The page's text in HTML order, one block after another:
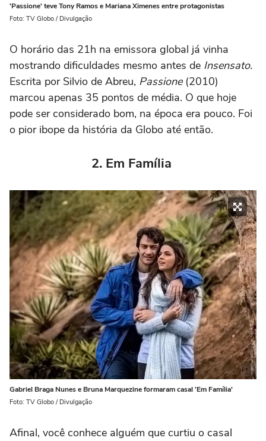
'Passione' teve Tony Ramos e Mariana Ximenes entre protagonistas
Foto: TV Globo / Divulgação
O horário das 21h na emissora global já vinha
mostrando dificuldades mesmo antes de Insensato.
Escrita por Silvio de Abreu, Passione (2010)
marcou apenas 35 pontos de média. O que hoje
pode ser considerado bom, na época era pouco. Foi
o pior ibope da história da Globo até então.
2. Em Família
Gabriel Braga Nunes e Bruna Marquezine formaram casal 'Em Família'
Foto: TV Globo / Divulgação
Afinal, você conhece alguém que curtiu o casal